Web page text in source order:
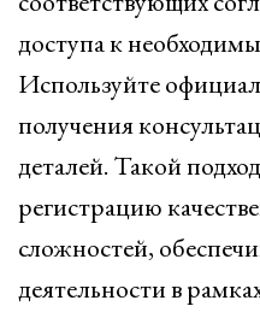
доступа к
Используйте
получения
деталей. Такой
регистрацию
сложностей,
деятельности в